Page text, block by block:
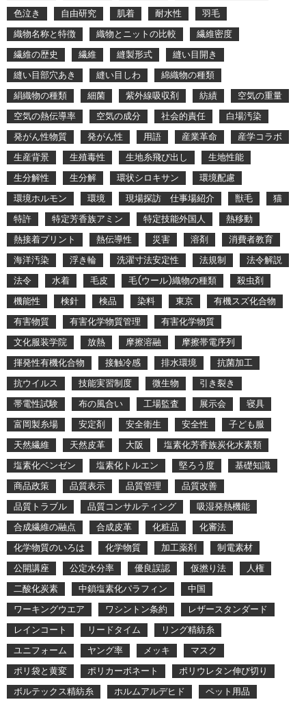
色泣き
自由研究 肌着 耐水性
羽毛
織物名称と特徴
織物とニットの比較
繊維密度
繊維の歴史
繊維 縫製形式
縫い目開き
縫い目部穴あき
縫い目しわ
綿織物の種類
絹織物の種類
細菌 紫外線吸収剤 紡績
空気の重量
空気の熱伝導率
空気の成分 社会的責任
白場汚染
発がん性物質
発がん性 用語 産業革命
産学コラボ
生産背景
生殖毒性 生地糸飛び出し
生地性能
生分解性
生分解 環状シロキサン
環境配慮
環境ホルモン
環境 現場探訪 仕事場紹介 獣毛
猫
特許
特定芳香族アミン 特定技能外国人
熱移動
熱接着プリント
熱伝導性 災害 溶剤
消費者教育
海洋汚染
浮き輪 洗濯寸法安定性 法規制
法令解説
法令
水着 毛皮 毛(ウール)織物の種類
殺虫剤
機能性
検針 検品 染料 東京
有機スズ化合物
有害物質
有害化学物質管理
有害化学物質
文化服装学院
放熱 摩擦溶融
摩擦帯電序列
揮発性有機化合物
接触冷感 排水環境
抗菌加工
抗ウイルス
技能実習制度 微生物
引き裂き
帯電性試験
布の風合い 工場監査 展示会
寝具
富岡製糸場
安定剤 安全衛生 安全性
子ども服
天然繊維
天然皮革 大阪
塩素化芳香族炭化水素類
塩素化ベンゼン
塩素化トルエン 堅ろう度
基礎知識
商品政策
品質表示 品質管理
品質改善
品質トラブル
品質コンサルティング
吸湿発熱機能
合成繊維の融点
合成皮革 化粧品
化審法
化学物質のいろは
化学物質 加工薬剤
制電素材
公開講座
公定水分率 優良誤認 仮撚り法
人権
二酸化炭素
中鎖塩素化パラフィン
中国
ワーキングウエア
ワシントン条約
レザースタンダード
レインコート
リードタイム
リング精紡糸
ユニフォーム
ヤング率 メッキ
マスク
ポリ袋と黄変
ポリカーボネート
ポリウレタン伸び切り
ボルテックス精紡糸
ホルムアルデヒド
ペット用品